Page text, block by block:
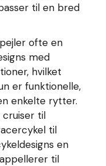
til en bred
ofte en
med
hvilket
er funktionelle,
enkelte rytter.
cruiser til
til
en
til